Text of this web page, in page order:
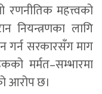
रणनीतिक महत्त्वको
नियन्त्रणका लागि
गर्न सरकारसँग माग
मर्मत–सम्भारमा
आरोप छ।